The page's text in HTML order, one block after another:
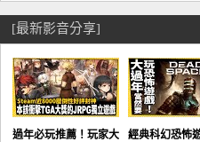
[最新影音分享]
過年必玩推薦！玩家大
經典科幻恐怖